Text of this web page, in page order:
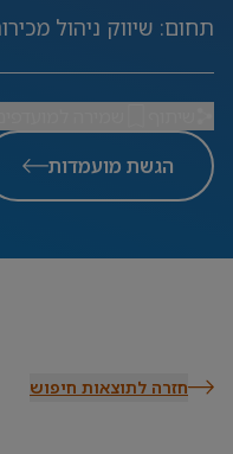
תחום: שיווק ניהול
הגשת מועמדות
חזרה לתוצאות חיפוש